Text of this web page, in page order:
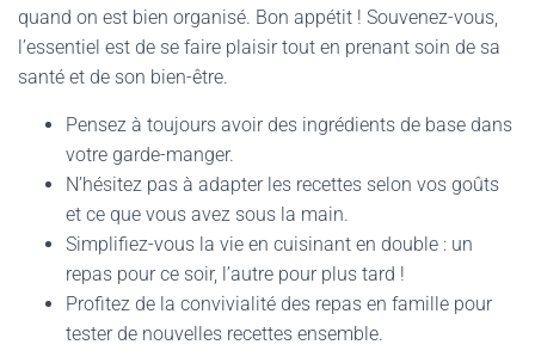
quand on est bien organisé. Bon appétit ! Souvenez-vous,
l’essentiel est de se faire plaisir tout en prenant soin de sa
santé et de son bien-être.
Pensez à toujours avoir des ingrédients de base dans
votre garde-manger.
N’hésitez pas à adapter les recettes selon vos goûts
et ce que vous avez sous la main.
Simplifiez-vous la vie en cuisinant en double : un
repas pour ce soir, l’autre pour plus tard !
Profitez de la convivialité des repas en famille pour
tester de nouvelles recettes ensemble.